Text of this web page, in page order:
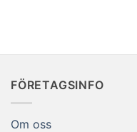
FÖRETAGSINFO
Om oss